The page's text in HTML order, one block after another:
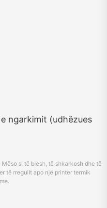
si të blesh, të shkarkosh dhe të
të rregullt apo një printer termik